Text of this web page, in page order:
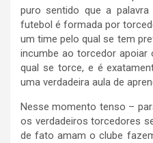
puro sentido que a
futebol é formada por
um time pelo qual se tem
incumbe ao torcedor apoiar
qual se torce, e é
uma verdadeira aula de
Nesse momento tenso –
os verdadeiros torcedores
de fato amam o clube